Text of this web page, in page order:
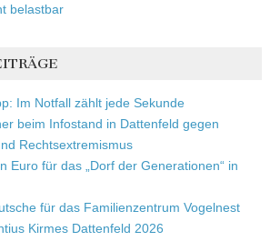
belastbar
Im Notfall zählt jede Sekunde
beim Infostand in Dattenfeld gegen
Rechtsextremismus
Euro für das „Dorf der Generationen“ in
für das Familienzentrum Vogelnest
Kirmes Dattenfeld 2026